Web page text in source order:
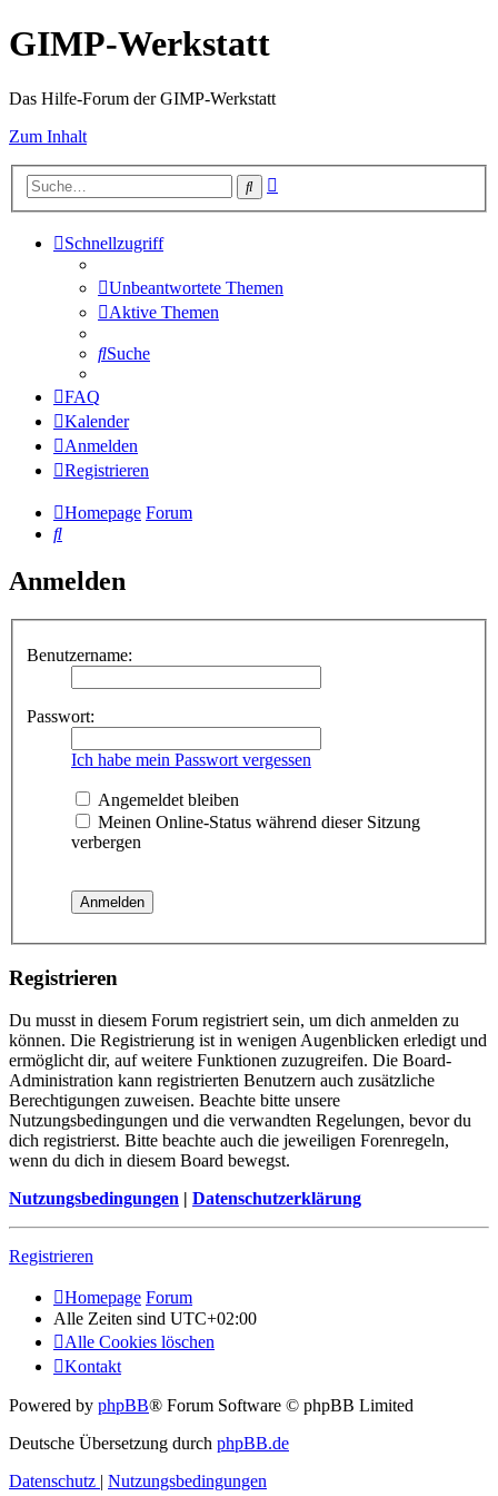
GIMP-Werkstatt
Das Hilfe-Forum der GIMP-Werkstatt
Zum Inhalt
Suche
Schnellzugriff
Unbeantwortete Themen
Aktive Themen
Suche
FAQ
Kalender
Anmelden
Registrieren
Homepage Forum
Suche
Anmelden
Benutzername:
Passwort:
Ich habe mein Passwort vergessen
Angemeldet bleiben
Meinen Online-Status während dieser Sitzung
verbergen
Registrieren
Du musst in diesem Forum registriert sein, um dich anmelden zu
können. Die Registrierung ist in wenigen Augenblicken erledigt und
ermöglicht dir, auf weitere Funktionen zuzugreifen. Die Board-
Administration kann registrierten Benutzern auch zusätzliche
Berechtigungen zuweisen. Beachte bitte unsere
Nutzungsbedingungen und die verwandten Regelungen, bevor du
dich registrierst. Bitte beachte auch die jeweiligen Forenregeln,
wenn du dich in diesem Board bewegst.
Nutzungsbedingungen | Datenschutzerklärung
Registrieren
Homepage Forum
Alle Zeiten sind UTC+02:00
Alle Cookies löschen
Kontakt
Powered by phpBB® Forum Software © phpBB Limited
Deutsche Übersetzung durch phpBB.de
Datenschutz | Nutzungsbedingungen